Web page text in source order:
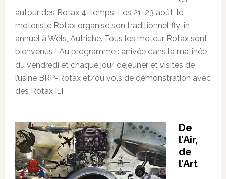
autour des Rotax 4-temps. Les 21-23 août, le
motoriste Rotax organise son traditionnel fly-in
annuel à Wels, Autriche. Tous les moteur Rotax sont
bienvenus ! Au programme : arrivée dans la matinée
du vendredi et chaque jour, dejeuner et visites de
l’usine BRP-Rotax et/ou vols de démonstration avec
des Rotax […]
De
l’Air,
de
l’Art